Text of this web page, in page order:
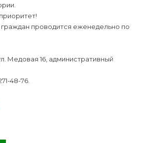
проводится еженедельно по
Медовая 16, административный
48-76.